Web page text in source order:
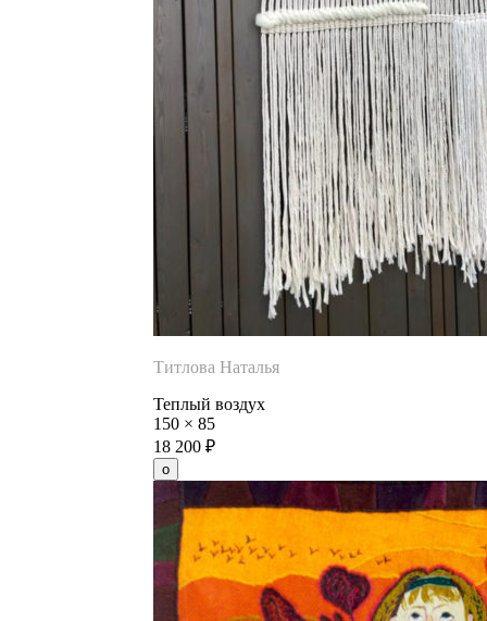
Титлова Наталья
Теплый воздух
150 × 85
18 200 ₽